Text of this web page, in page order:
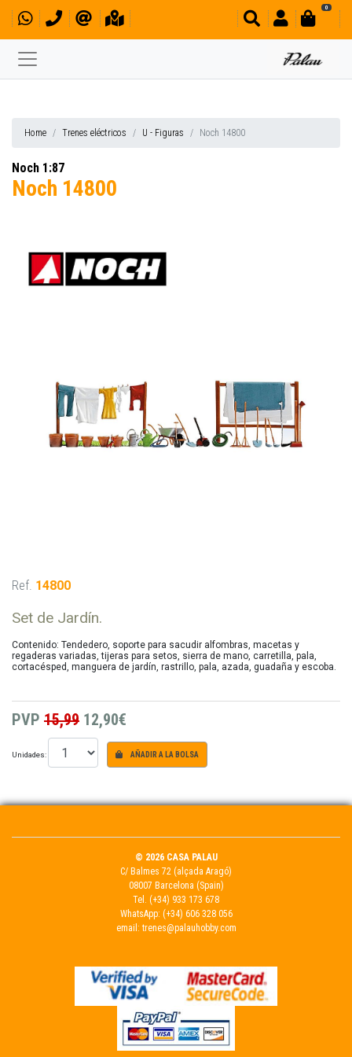
0
Home Trenes eléctricos U - Figuras Noch 14800
Noch 1:87
Noch 14800
Ref. 14800
Set de Jardín.
Contenido: Tendedero, soporte para sacudir alfombras, macetas y
regaderas variadas, tijeras para setos, sierra de mano, carretilla, pala,
cortacésped, manguera de jardín, rastrillo, pala, azada, guadaña y escoba.
PVP 15,99 12,90€
Unidades: AÑADIR A LA BOLSA
© 2026 CASA PALAU
C/ Balmes 72 (alçada Aragó)
08007 Barcelona (Spain)
Tel. (+34) 933 173 678
WhatsApp: (+34) 606 328 056
email: trenes@palauhobby.com